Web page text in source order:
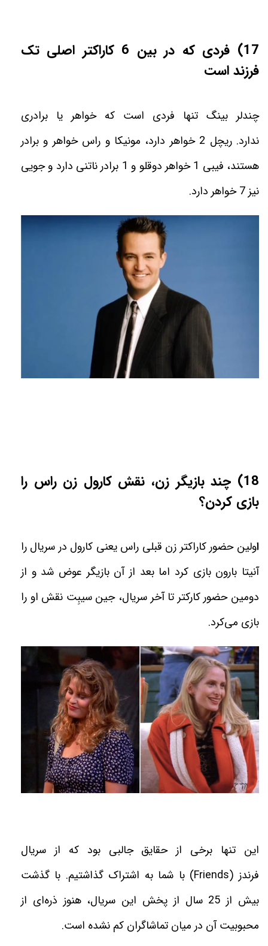
17) فردی که در بین 6 کاراکتر اصلی تک
فرزند است
چندلر بینگ تنها فردى است كه خواهر يا برادرى
ندارد.
ريچل 2 خواهر دارد، مونيكا و راس خواهر و برادر
هستند، فيبى 1 خواهر دوقلو و 1 برادر ناتنى دارد و جويى
نيز 7 خواهر دارد
.
18) چند بازیگر زن، نقش کارول زن راس را
بازی کردن؟
اولين حضور كاراكتر زن قبلى راس يعنى كارول در سريال را
آنيتا بارون بازى كرد اما بعد از آن بازيگر عوض شد و از
دومين حضور كاركتر تا آخر سريال، جين سيبِت نقش او را
بازى می‌كرد.
این تنها برخی از حقایق جالبی بود که از سریال
فرندز (Friends) با شما به اشتراک گذاشتیم. با گذشت
بیش از 25 سال از پخش این سریال، هنوز ذره‌ای از
محبوبیت آن در میان تماشاگران کم نشده است.